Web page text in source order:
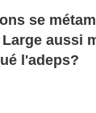
se
l'adeps?